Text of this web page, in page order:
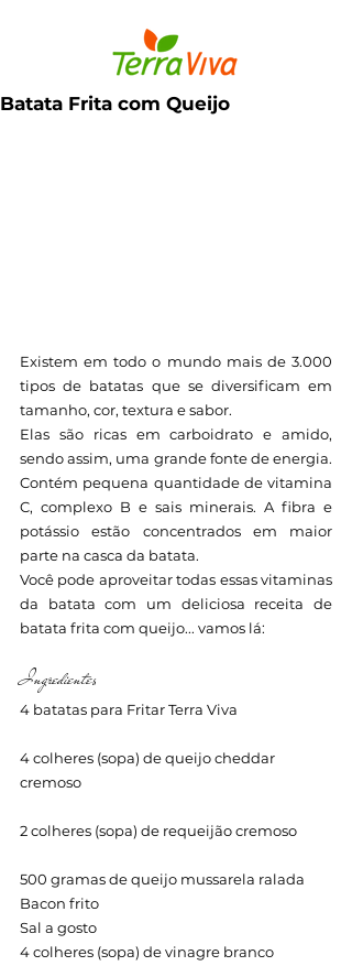
Batata Frita com Queijo
Existem em todo o mundo mais de 3.000
tipos de batatas que se diversificam em
tamanho, cor, textura e sabor.
Elas são ricas em carboidrato e amido,
sendo assim, uma grande fonte de energia.
Contém pequena quantidade de vitamina
C, complexo B e sais minerais. A fibra e
potássio estão concentrados em maior
parte na casca da batata.
Você pode aproveitar todas essas vitaminas
da batata com um deliciosa receita de
batata frita com queijo... vamos lá:
Ingredientes
4 batatas para Fritar Terra Viva
4 colheres (sopa) de queijo cheddar
cremoso
2 colheres (sopa) de requeijão cremoso
500 gramas de queijo mussarela ralada
Bacon frito
Sal a gosto
4 colheres (sopa) de vinagre branco